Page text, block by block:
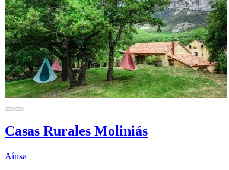
Casas Rurales Moliniás
Aínsa